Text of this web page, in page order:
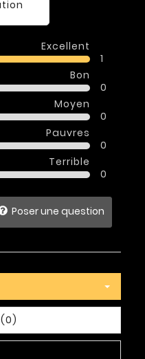
Excellent
1
Bon
0
Moyen
0
Pauvres
0
Terrible
0
Poser une question